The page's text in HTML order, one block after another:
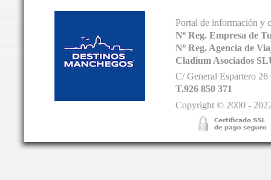
Portal de información y
Nº Reg. Empresa de
Nº Reg. Agencia de
Cladium Asociados
C/ General Espartero
T.926 850 371
Copyright © 2000 -